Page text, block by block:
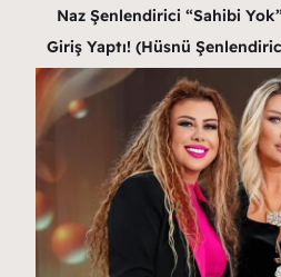
Naz Şenlendirici “Sahibi
Giriş Yaptı! (Hüsnü